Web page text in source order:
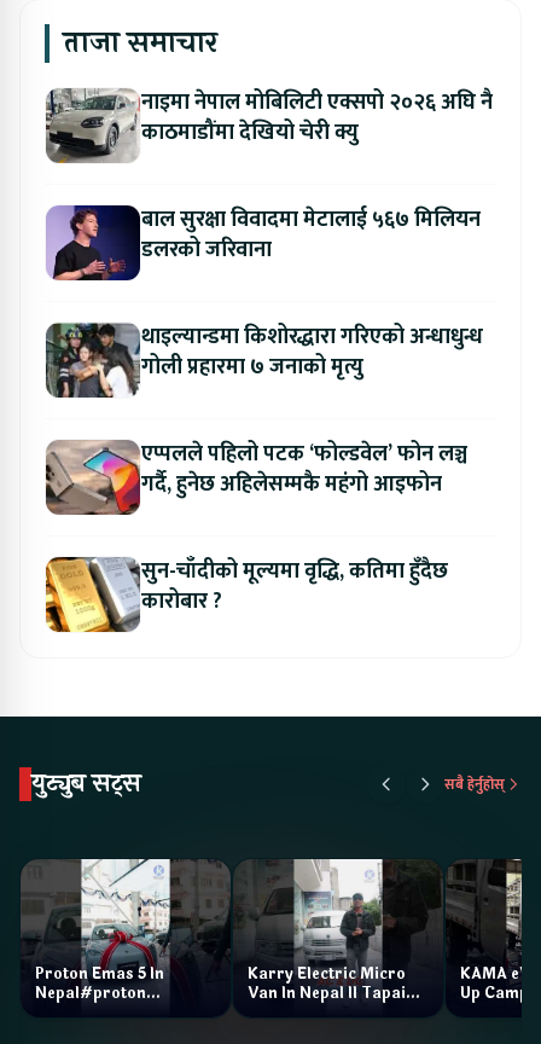
ताजा समाचार
नाइमा नेपाल मोबिलिटी एक्सपो २०२६ अघि नै
काठमाडौंमा देखियो चेरी क्यु
बाल सुरक्षा विवादमा मेटालाई ५६७ मिलियन
डलरको जरिवाना
थाइल्यान्डमा किशोरद्धारा गरिएको अन्धाधुन्ध
गोली प्रहारमा ७ जनाको मृत्यु
एप्पलले पहिलो पटक ‘फोल्डवेल’ फोन लञ्च
गर्दै, हुनेछ अहिलेसम्मकै महंगो आइफोन
सुन-चाँदीको मूल्यमा वृद्धि, कतिमा हुँदैछ
कारोबार ?
युट्युब सट्स सबै हेर्नुहोस्
Proton Emas 5 In
Nepal#proton
#protonemas5#protonnepal#evcarnepal
Karry Electric Micro
Van In Nepal II Tapaiko
Bazar II Jankari
KAMA eV
Up Camp